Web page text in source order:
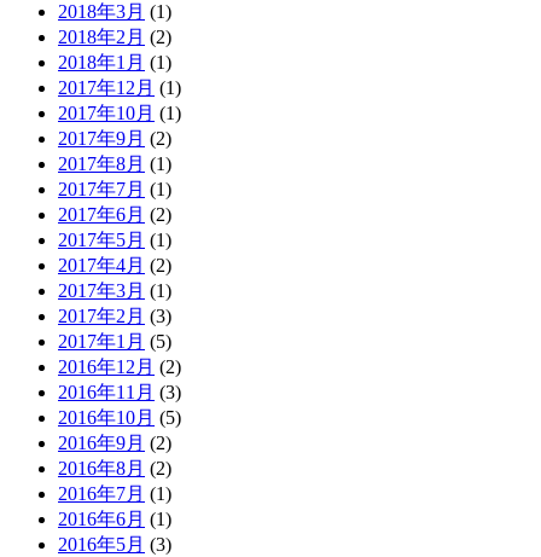
2018年3月 (1)
2018年2月 (2)
2018年1月 (1)
2017年12月 (1)
2017年10月 (1)
2017年9月 (2)
2017年8月 (1)
2017年7月 (1)
2017年6月 (2)
2017年5月 (1)
2017年4月 (2)
2017年3月 (1)
2017年2月 (3)
2017年1月 (5)
2016年12月 (2)
2016年11月 (3)
2016年10月 (5)
2016年9月 (2)
2016年8月 (2)
2016年7月 (1)
2016年6月 (1)
2016年5月 (3)